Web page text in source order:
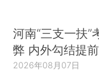
河南“三支一扶”
弊 内外勾结提
2026年08月07日